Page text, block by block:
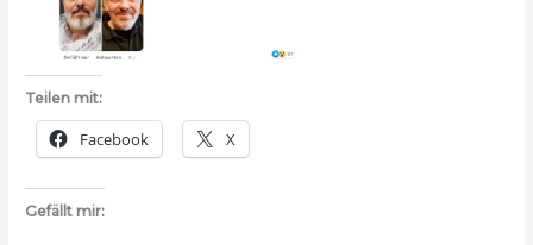
Teilen mit:
Facebook X
Gefällt mir: